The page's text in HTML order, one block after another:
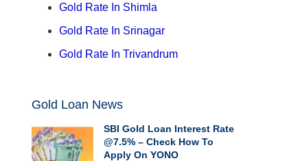
Gold Rate In Shimla
Gold Rate In Srinagar
Gold Rate In Trivandrum
Gold Loan News
SBI Gold Loan Interest Rate
@7.5% – Check How To
Apply On YONO